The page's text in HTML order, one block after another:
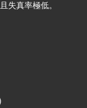
失真率極低。